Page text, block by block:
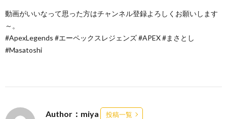
動画がいいなって思った方はチャンネル登録よろしくお願いします
～。
#ApexLegends #エーペックスレジェンズ #APEX #まさとし
#Masatoshi
Author：miya 投稿一覧